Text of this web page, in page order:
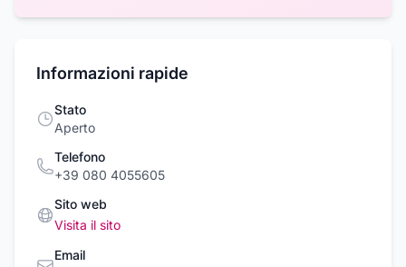
Informazioni rapide
Stato
Aperto
Telefono
+39 080 4055605
Sito web
Visita il sito
Email